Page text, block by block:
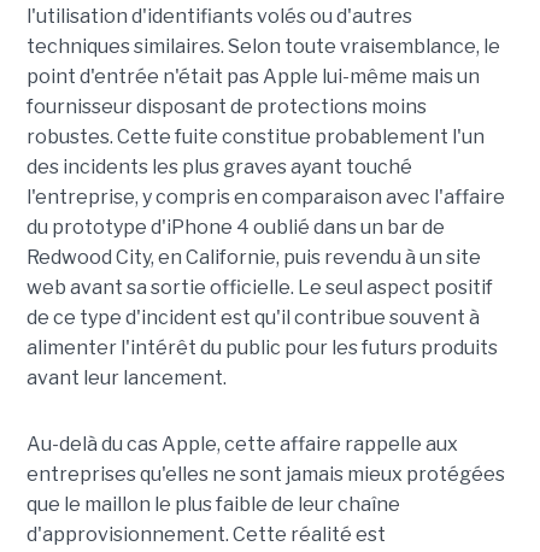
l'utilisation d'identifiants volés ou d'autres
techniques similaires. Selon toute vraisemblance, le
point d'entrée n'était pas Apple lui-même mais un
fournisseur disposant de protections moins
robustes. Cette fuite constitue probablement l'un
des incidents les plus graves ayant touché
l'entreprise, y compris en comparaison avec l'affaire
du prototype d'iPhone 4 oublié dans un bar de
Redwood City, en Californie, puis revendu à un site
web avant sa sortie officielle. Le seul aspect positif
de ce type d'incident est qu'il contribue souvent à
alimenter l'intérêt du public pour les futurs produits
avant leur lancement.
Au-delà du cas Apple, cette affaire rappelle aux
entreprises qu'elles ne sont jamais mieux protégées
que le maillon le plus faible de leur chaîne
d'approvisionnement. Cette réalité est